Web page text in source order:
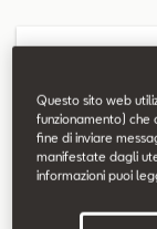
Questo sito web
funzionamento) che
fine di inviare
manifestate dagli
informazioni puoi